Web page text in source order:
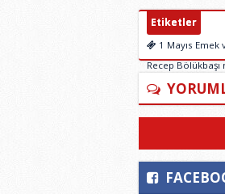
Etiketler
1 Mayıs
Recep Bölükbaşı